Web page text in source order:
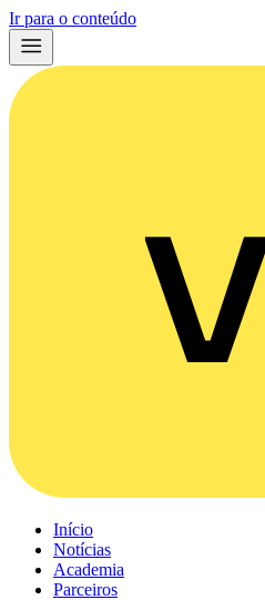
Ir para o conteúdo
Início
Notícias
Academia
Parceiros